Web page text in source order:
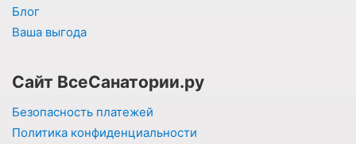
Блог
Ваша выгода
Сайт ВсеСанатории.ру
Безопасность платежей
Политика конфиденциальности